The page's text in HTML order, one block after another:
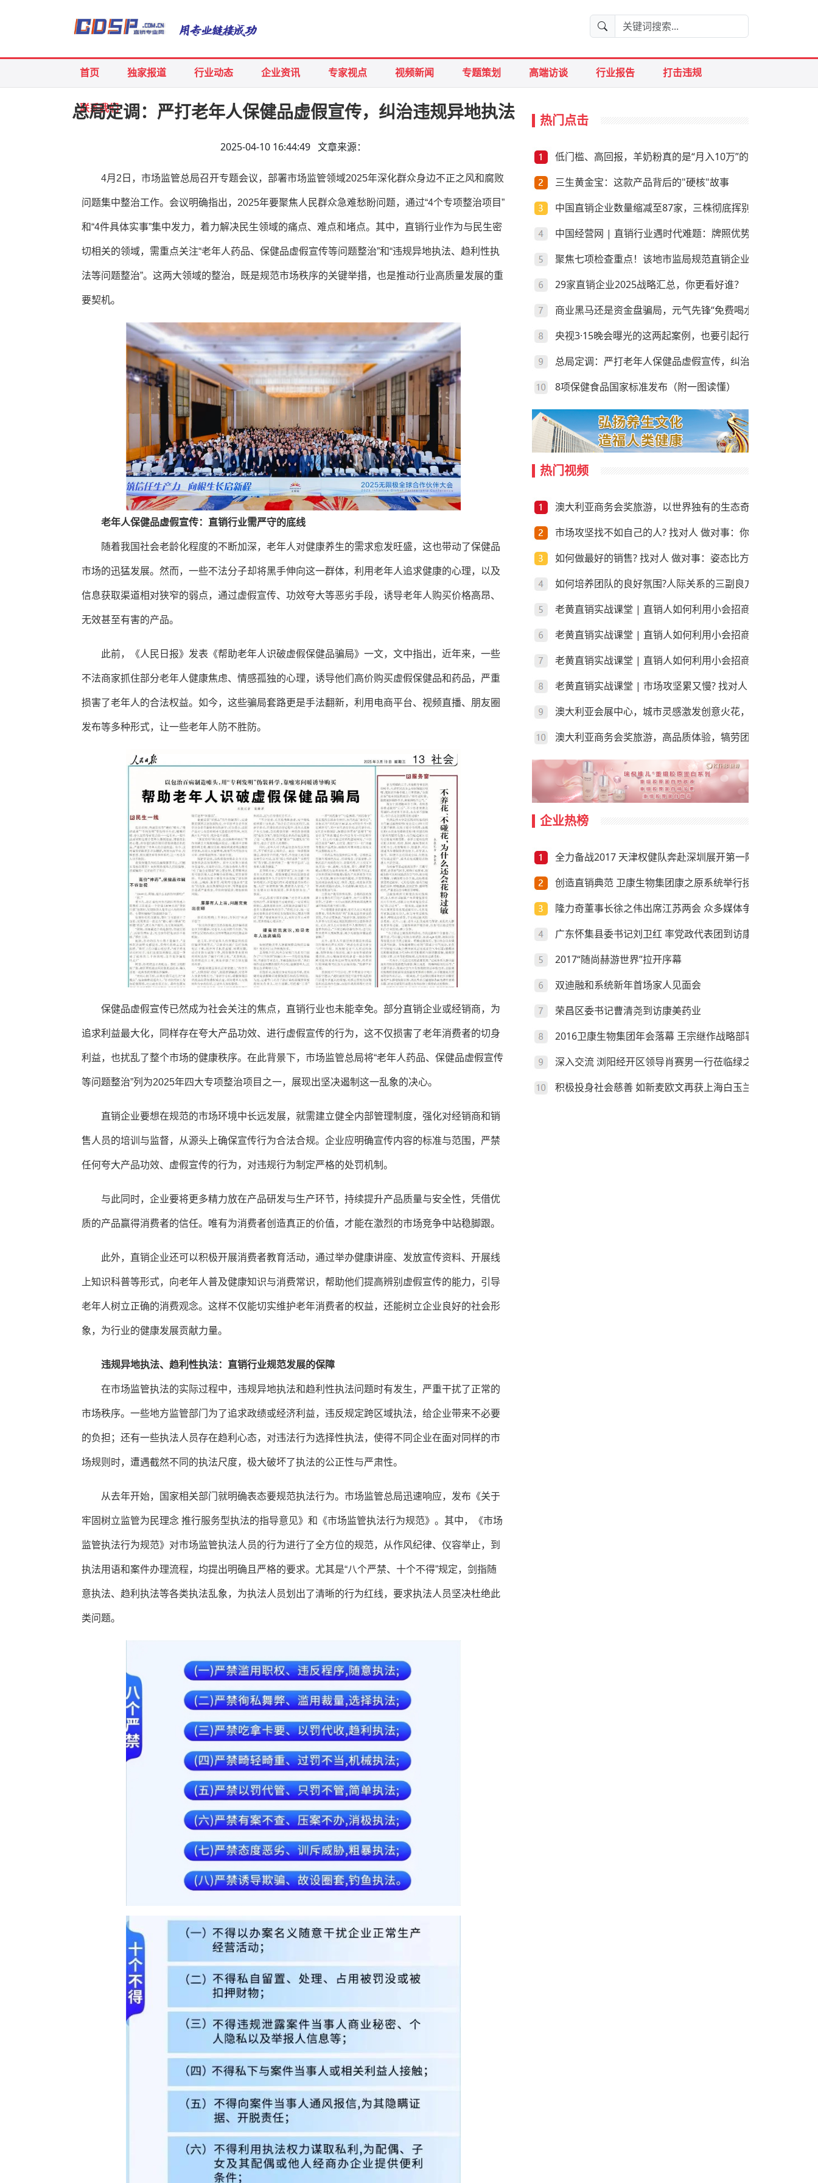
首页 独家报道 行业动态 企业资讯 专家视点 视频新闻 专题策划 高端访谈 行业报告 打击违规
联系我们
总局定调：严打老年人保健品虚假宣传，纠治违规异地执法
2025-04-10 16:44:49 文章来源：
4月2日，市场监管总局召开专题会议，部署市场监管领域2025年深化群众身边不正之风和腐败
问题集中整治工作。会议明确指出，2025年要聚焦人民群众急难愁盼问题，通过“4个专项整治项目”
和“4件具体实事”集中发力，着力解决民生领域的痛点、难点和堵点。其中，直销行业作为与民生密
切相关的领域，需重点关注“老年人药品、保健品虚假宣传等问题整治”和“违规异地执法、趋利性执
法等问题整治”。这两大领域的整治，既是规范市场秩序的关键举措，也是推动行业高质量发展的重
要契机。
老年人保健品虚假宣传：直销行业需严守的底线
随着我国社会老龄化程度的不断加深，老年人对健康养生的需求愈发旺盛，这也带动了保健品
市场的迅猛发展。然而，一些不法分子却将黑手伸向这一群体，利用老年人追求健康的心理，以及
信息获取渠道相对狭窄的弱点，通过虚假宣传、功效夸大等恶劣手段，诱导老年人购买价格高昂、
无效甚至有害的产品。
此前，《人民日报》发表《帮助老年人识破虚假保健品骗局》一文，文中指出，近年来，一些
不法商家抓住部分老年人健康焦虑、情感孤独的心理，诱导他们高价购买虚假保健品和药品，严重
损害了老年人的合法权益。如今，这些骗局套路更是手法翻新，利用电商平台、视频直播、朋友圈
发布等多种形式，让一些老年人防不胜防。
保健品虚假宣传已然成为社会关注的焦点，直销行业也未能幸免。部分直销企业或经销商，为
追求利益最大化，同样存在夸大产品功效、进行虚假宣传的行为，这不仅损害了老年消费者的切身
利益，也扰乱了整个市场的健康秩序。在此背景下，市场监管总局将“老年人药品、保健品虚假宣传
等问题整治”列为2025年四大专项整治项目之一，展现出坚决遏制这一乱象的决心。
直销企业要想在规范的市场环境中长远发展，就需建立健全内部管理制度，强化对经销商和销
售人员的培训与监督，从源头上确保宣传行为合法合规。企业应明确宣传内容的标准与范围，严禁
任何夸大产品功效、虚假宣传的行为，对违规行为制定严格的处罚机制。
与此同时，企业要将更多精力放在产品研发与生产环节，持续提升产品质量与安全性，凭借优
质的产品赢得消费者的信任。唯有为消费者创造真正的价值，才能在激烈的市场竞争中站稳脚跟。
此外，直销企业还可以积极开展消费者教育活动，通过举办健康讲座、发放宣传资料、开展线
上知识科普等形式，向老年人普及健康知识与消费常识，帮助他们提高辨别虚假宣传的能力，引导
老年人树立正确的消费观念。这样不仅能切实维护老年消费者的权益，还能树立企业良好的社会形
象，为行业的健康发展贡献力量。
违规异地执法、趋利性执法：直销行业规范发展的保障
在市场监管执法的实际过程中，违规异地执法和趋利性执法问题时有发生，严重干扰了正常的
市场秩序。一些地方监管部门为了追求政绩或经济利益，违反规定跨区域执法，给企业带来不必要
的负担；还有一些执法人员存在趋利心态，对违法行为选择性执法，使得不同企业在面对同样的市
场规则时，遭遇截然不同的执法尺度，极大破坏了执法的公正性与严肃性。
从去年开始，国家相关部门就明确表态要规范执法行为。市场监管总局迅速响应，发布《关于
牢固树立监管为民理念 推行服务型执法的指导意见》和《市场监管执法行为规范》。其中，《市场
监管执法行为规范》对市场监管执法人员的行为进行了全方位的规范，从作风纪律、仪容举止，到
执法用语和案件办理流程，均提出明确且严格的要求。尤其是“八个严禁、十个不得”规定，剑指随
意执法、趋利执法等各类执法乱象，为执法人员划出了清晰的行为红线，要求执法人员坚决杜绝此
类问题。
热门点击
低门槛、高回报，羊奶粉真的是“月入10万”的好生意？
三生黄金宝：这款产品背后的"硬核"故事
中国直销企业数量缩减至87家，三株彻底挥别直销
中国经营网 | 直销行业遇时代难题：牌照优势是否尚存
聚焦七项检查重点！该地市监局规范直销企业经营行为
29家直销企业2025战略汇总，你更看好谁？
商业黑马还是资金盘骗局，元气先锋“免费喝水赚钱”靠谱吗？
央视3·15晚会曝光的这两起案例，也要引起行业的足够重视
总局定调：严打老年人保健品虚假宣传，纠治违规异地执法
8项保健食品国家标准发布（附一图读懂）
热门视频
澳大利亚商务会奖旅游，以世界独有的生态奇观与前沿商务
市场攻坚找不如自己的人? 找对人 做对事：你需要“向上”推荐
如何做最好的销售? 找对人 做对事：姿态比方法更重要!
如何培养团队的良好氛围?人际关系的三副良方和三副毒药！
老黄直销实战课堂 | 直销人如何利用小会招商和销售？第三
老黄直销实战课堂 | 直销人如何利用小会招商和销售？第二
老黄直销实战课堂 | 直销人如何利用小会招商和销售？第一
老黄直销实战课堂 | 市场攻坚累又慢? 找对人 做对事：学会
澳大利亚会展中心，城市灵感激发创意火花，尽享“澳”世之美
澳大利亚商务会奖旅游，高品质体验，犒劳团队的“玩”美之地
企业热榜
全力备战2017 天津权健队奔赴深圳展开第一阶段冬训
创造直销典范 卫康生物集团康之原系统举行授旗仪式
隆力奇董事长徐之伟出席江苏两会 众多媒体争相采访
广东怀集县委书记刘卫红 率党政代表团到访康美药业
2017“随尚赫游世界”拉开序幕
双迪融和系统新年首场家人见面会
荣昌区委书记曹清尧到访康美药业
2016卫康生物集团年会落幕 王宗继作战略部署
深入交流 浏阳经开区领导肖赛男一行莅临绿之韵考察
积极投身社会慈善 如新麦欧文再获上海白玉兰纪念奖